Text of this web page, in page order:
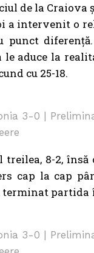
de la Craiova
a intervenit o
punct
aduce la
cu 25-18.
3-0 |
8-2, însă
cap la cap
terminat
3-0 |